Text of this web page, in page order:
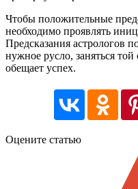
Чтобы положительные
необходимо проявлять
Предсказания астрологов
нужное русло, заняться той
обещает успех.
Оцените статью